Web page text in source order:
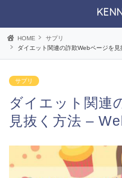
HOME
サプリ
ダイエット関連の詐欺Webページを
サプリ
ダイエット関連
見抜く方法 –